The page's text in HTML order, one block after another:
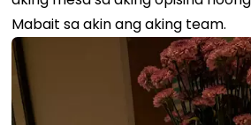
Mabait sa akin ang aking team.